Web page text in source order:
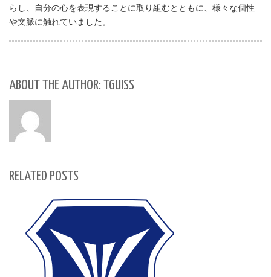
らし、自分の心を表現することに取り組むとともに、様々な個性
や文脈に触れていました。
ABOUT THE AUTHOR: TGUISS
RELATED POSTS